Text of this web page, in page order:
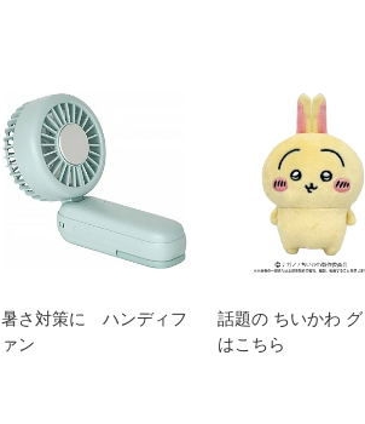
暑さ対策に ハンディフ
ァン
話題の ちいかわ
はこちら